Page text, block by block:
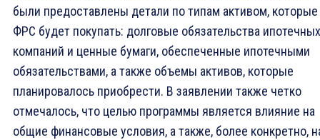
были предоставлены детали по типам активом, которые
ФРС будет покупать: долговые обязательства ипотечных
компаний и ценные бумаги, обеспеченные ипотечными
обязательствами, а также объемы активов, которые
планировалось приобрести. В заявлении также четко
отмечалось, что целью программы является влияние на
общие финансовые условия, а также, более конкретно,